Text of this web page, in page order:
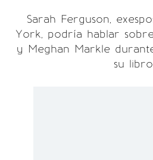
Sarah Ferguson,
York, podría hablar
y Meghan Markle
su libro